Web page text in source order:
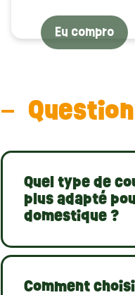
Eu compro
Quel type de
plus adapté
domestique ?
Comment